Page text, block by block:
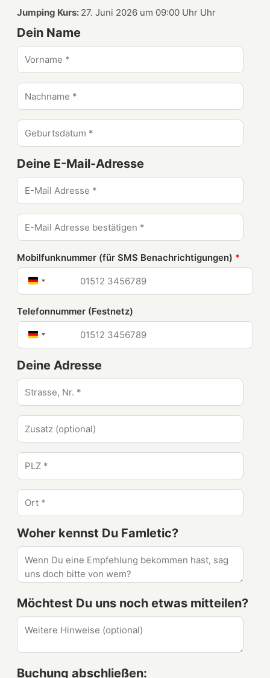
Jumping Kurs: 27. Juni 2026 um 09:00 Uhr Uhr
Dein Name
Deine E-Mail-Adresse
Mobilfunknummer (für SMS Benachrichtigungen) *
Deutschland
+49
Telefonnummer (Festnetz)
Deutschland
+49
Deine Adresse
Woher kennst Du Famletic?
Möchtest Du uns noch etwas mitteilen?
Buchung abschließen: